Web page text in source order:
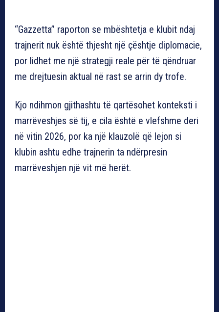
“Gazzetta” raporton se mbështetja e klubit ndaj
trajnerit nuk është thjesht një çështje diplomacie,
por lidhet me një strategji reale për të qëndruar
me drejtuesin aktual në rast se arrin dy trofe.
Kjo ndihmon gjithashtu të qartësohet konteksti i
marrëveshjes së tij, e cila është e vlefshme deri
në vitin 2026, por ka një klauzolë që lejon si
klubin ashtu edhe trajnerin ta ndërpresin
marrëveshjen një vit më herët.